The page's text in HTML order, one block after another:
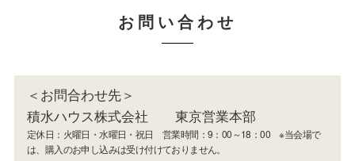
お問い合わせ
＜お問合わせ先＞
積水ハウス株式会社 東京営業本部
定休日：火曜日・水曜日・祝日 営業時間：9：00～18：00 ※当会場で
は、購入のお申し込みは受け付けておりません。